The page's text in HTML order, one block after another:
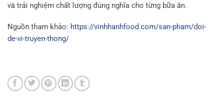
và trải nghiệm chất lượng đúng nghĩa cho từng bữa ăn.
Nguồn tham khảo: https://vinhhanhfood.com/san-pham/doi-
de-vi-truyen-thong/